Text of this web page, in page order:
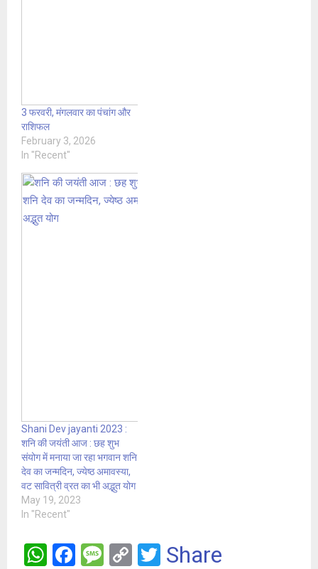
3 फरवरी, मंगलवार का पंचांग और
राशिफल
February 3, 2026
In "Recent"
Shani Dev jayanti 2023 :
शनि की जयंती आज : छह शुभ
संयोग में मनाया जा रहा भगवान शनि
देव का जन्मदिन, ज्येष्ठ अमावस्या,
वट सावित्री व्रत का भी अद्भुत योग
May 19, 2023
In "Recent"
W
F
M
C
T
Share